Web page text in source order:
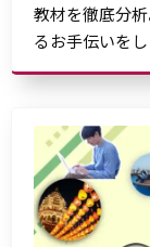
教材を徹底分
るお手伝いをし